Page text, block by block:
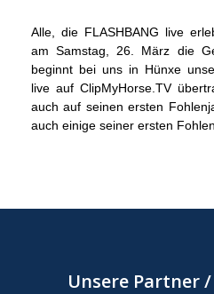
Alle, die FLASHBANG live
am Samstag, 26. März die
beginnt bei uns in Hünxe
live auf ClipMyHorse.TV
auch auf seinen ersten
auch einige seiner ersten
Unsere Partner